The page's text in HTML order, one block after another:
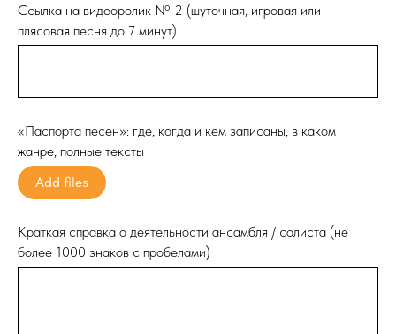
Ссылка на видеоролик № 2 (шуточная, игровая или
плясовая песня до 7 минут)
«Паспорта песен»: где, когда и кем записаны, в каком
жанре, полные тексты
Add files
Краткая справка о деятельности ансамбля / солиста (не
более 1000 знаков с пробелами)